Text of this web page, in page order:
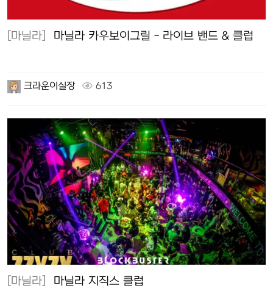
[마닐라] 마닐라 카우보이그릴 - 라이브 밴드 & 클럽
크라운이실장 613
[마닐라] 마닐라 지직스 클럽